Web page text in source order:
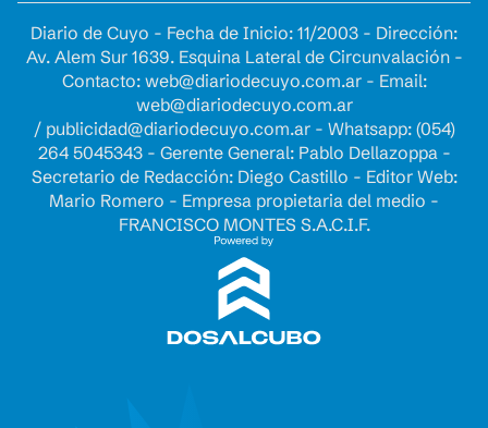
Diario de Cuyo - Fecha de Inicio: 11/2003 - Dirección:
Av. Alem Sur 1639. Esquina Lateral de Circunvalación -
Contacto: web@diariodecuyo.com.ar- Email:
web@diariodecuyo.com.ar
/ publicidad@diariodecuyo.com.ar- Whatsapp: (054)
264 5045343 - Gerente General: Pablo Dellazoppa -
Secretario de Redacción: Diego Castillo - Editor Web:
Mario Romero - Empresa propietaria del medio -
FRANCISCO MONTES S.A.C.I.F.